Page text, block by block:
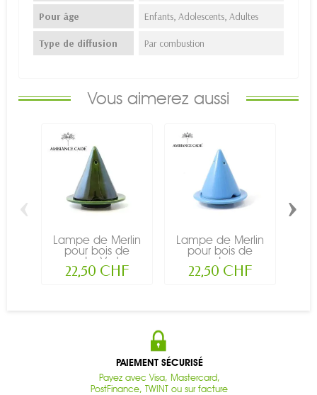
Pour âge Enfants, Adolescents, Adultes
Type de diffusion Par combustion
Vous aimerez aussi
Lampe de Merlin
pour bois de
cade, Vert...
22,50 CHF
Lampe de Merlin
pour bois de
cade,...
22,50 CHF
‹ ›
PAIEMENT SÉCURISÉ
Payez avec Visa, Mastercard,
PostFinance, TWINT ou sur facture